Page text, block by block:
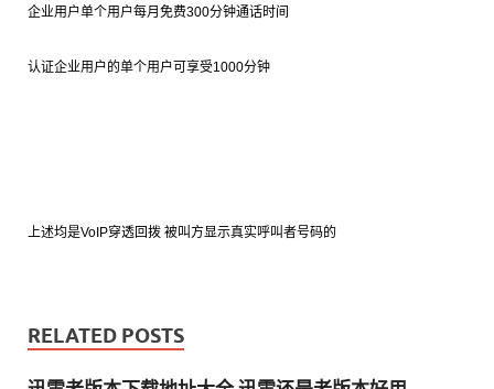
企业用户单个用户每月免费300分钟通话时间
认证企业用户的单个用户可享受1000分钟
上述均是VoIP穿透回拨 被叫方显示真实呼叫者号码的
RELATED POSTS